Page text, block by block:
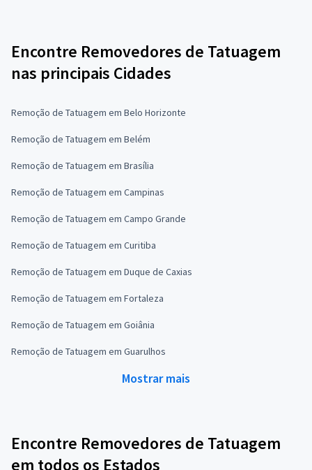
Encontre Removedores de Tatuagem
nas principais Cidades
Remoção de Tatuagem em Belo Horizonte
Remoção de Tatuagem em Belém
Remoção de Tatuagem em Brasília
Remoção de Tatuagem em Campinas
Remoção de Tatuagem em Campo Grande
Remoção de Tatuagem em Curitiba
Remoção de Tatuagem em Duque de Caxias
Remoção de Tatuagem em Fortaleza
Remoção de Tatuagem em Goiânia
Remoção de Tatuagem em Guarulhos
Mostrar mais
Encontre Removedores de Tatuagem
em todos os Estados